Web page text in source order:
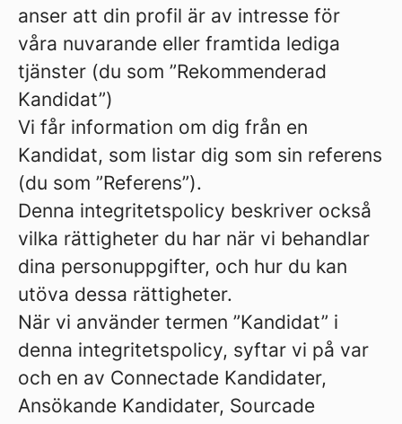
anser att din profil är av intresse för
våra nuvarande eller framtida lediga
tjänster (du som ”Rekommenderad
Kandidat”)
Vi får information om dig från en
Kandidat, som listar dig som sin referens
(du som ”Referens”).
Denna integritetspolicy beskriver också
vilka rättigheter du har när vi behandlar
dina personuppgifter, och hur du kan
utöva dessa rättigheter.
När vi använder termen ”Kandidat” i
denna integritetspolicy, syftar vi på var
och en av Connectade Kandidater,
Ansökande Kandidater, Sourcade